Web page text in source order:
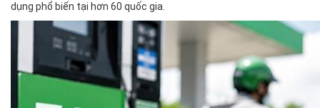
dụng phổ biến tại hơn 60 quốc gia.